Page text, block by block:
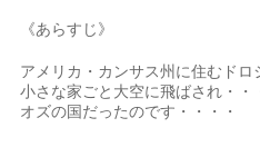
《あらすじ》
アメリカ・カンサス州に住むドロ
小さな家ごと大空に飛ばされ・
オズの国だったのです・・・・